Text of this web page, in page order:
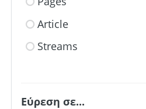
Article
Streams
Εύρεση σε...